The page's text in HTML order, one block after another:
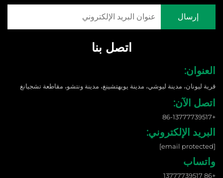
اتصل بنا
العنوان:
قرية ليونان، مدينة ليوشي، مدينة يويهتشينغ، مدينة ونتشو، مقاطعة تشجيانغ
اتصل الآن:
+86-13777739517
البريد الإلكتروني:
[email protected]
واتساب
+86 13777739517